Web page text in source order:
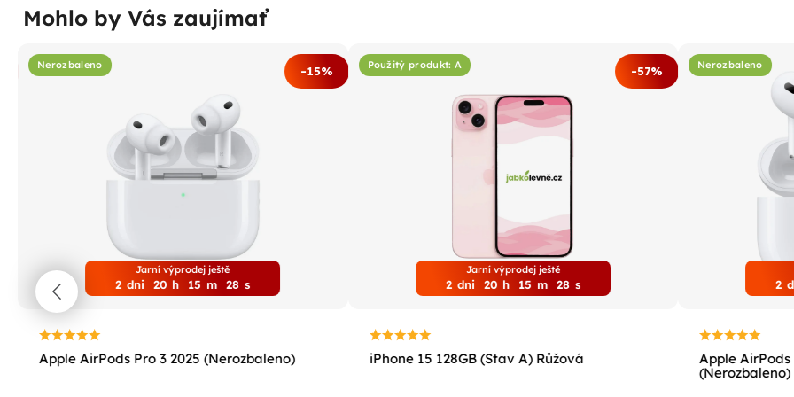
Mohlo by Vás zaujímať
Nerozbaleno -15%
Jarní výprodej ještě
2 dni 20 h 15 m 27 s
Apple AirPods Pro 3 2025 (Nerozbaleno)
Použitý produkt: A -57%
Jarní výprodej ještě
2 dni 20 h 15 m 27 s
iPhone 15 128GB (Stav A) Růžová
Nerozbaleno
2
Apple AirPods
(Nerozbaleno)